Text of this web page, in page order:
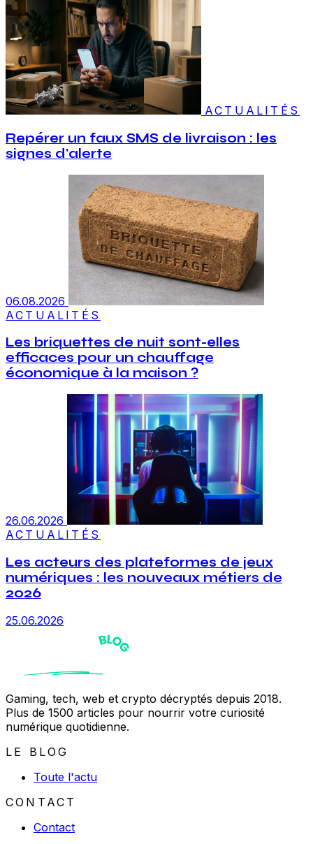
ACTUALITÉS
Repérer un faux SMS de livraison : les
signes d'alerte
06.08.2026
ACTUALITÉS
Les briquettes de nuit sont-elles
efficaces pour un chauffage
économique à la maison ?
26.06.2026
ACTUALITÉS
Les acteurs des plateformes de jeux
numériques : les nouveaux métiers de
2026
25.06.2026
Gaming, tech, web et crypto décryptés depuis 2018.
Plus de 1500 articles pour nourrir votre curiosité
numérique quotidienne.
LE BLOG
Toute l'actu
CONTACT
Contact